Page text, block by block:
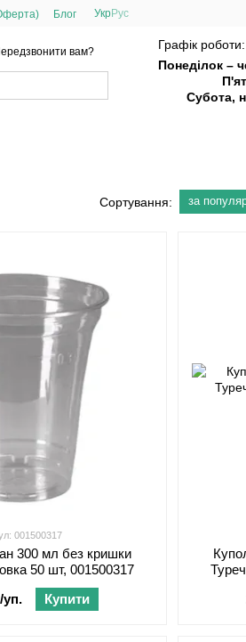
Блог УкрРус
вам?
Графік роботи:
Понеділок –
Субота,
Сортування: за
001500317
300 мл без кришки
50 шт, 001500317
уп.
Купити